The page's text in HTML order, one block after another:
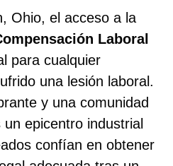
Ohio, el acceso a la
Laboral
para cualquier
una lesión laboral.
y una comunidad
epicentro industrial
confían en obtener